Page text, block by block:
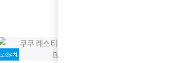
로켓설치